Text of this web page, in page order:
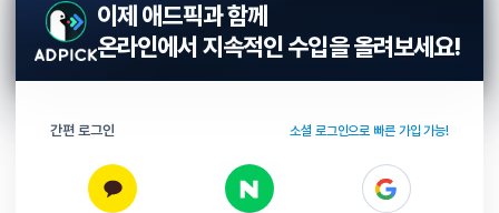
이제 애드픽과 함께
온라인에서 지속적인 수입을 올려보세요!
간편 로그인 소셜 로그인으로 빠른 가입 가능!